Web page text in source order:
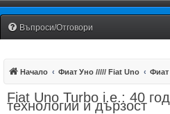
Fiat Uno Club
Въпроси/Отговори
Начало Фиат Уно ///// Fiat Uno
Fiat Uno Turbo i.е.: 40
технологии и дързост